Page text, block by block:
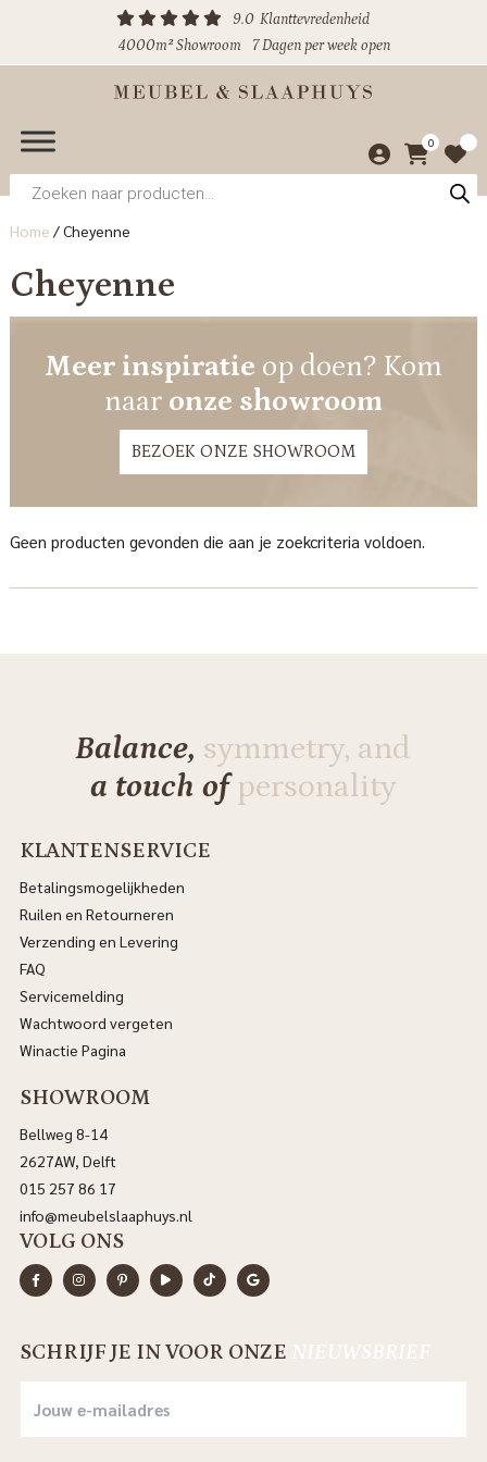
9.0 Klanttevredenheid
4000m² Showroom
7 Dagen per week open
0
Producten
zoeken
Home /Cheyenne
Cheyenne
Meer inspiratie op doen? Kom
naar onze showroom
BEZOEK ONZE SHOWROOM
Geen producten gevonden die aan je zoekcriteria voldoen.
Balance, symmetry, and
a touch ofpersonality
KLANTENSERVICE
Betalingsmogelijkheden
Ruilen en Retourneren
Verzending en Levering
FAQ
Servicemelding
Wachtwoord vergeten
Winactie Pagina
SHOWROOM
Bellweg 8-14
2627AW, Delft
015 257 86 17
info@meubelslaaphuys.nl
VOLG ONS
SCHRIJF JE IN VOOR ONZE NIEUWSBRIEF